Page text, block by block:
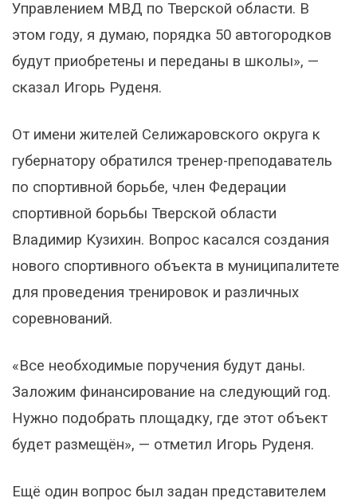
Управлением МВД по Тверской области. В
этом году, я думаю, порядка 50 автогородков
будут приобретены и переданы в школы», —
сказал Игорь Руденя.
От имени жителей Селижаровского округа к
губернатору обратился тренер-преподаватель
по спортивной борьбе, член Федерации
спортивной борьбы Тверской области
Владимир Кузихин. Вопрос касался создания
нового спортивного объекта в муниципалитете
для проведения тренировок и различных
соревнований.
«Все необходимые поручения будут даны.
Заложим финансирование на следующий год.
Нужно подобрать площадку, где этот объект
будет размещён», — отметил Игорь Руденя.
Ещё один вопрос был задан представителем